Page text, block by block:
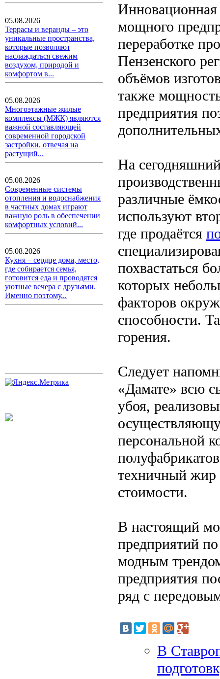
05.08.2026
Террасы и веранды – это
уникальные пространства,
которые позволяют
наслаждаться свежим
воздухом, природой и
комфортом в...
05.08.2026
Многоэтажные жилые
комплексы (МЖК) являются
важной составляющей
современной городской
застройки, отвечая на
растущий...
05.08.2026
Современные системы
отопления и водоснабжения
в частных домах играют
важную роль в обеспечении
комфортных условий...
05.08.2026
Кухня – сердце дома, место,
где собирается семья,
готовится еда и проводятся
уютные вечера с друзьями.
Именно поэтому...
Инновационная
мощного
переработке
Пензенского
объёмов
также
предприятия
На
различные
используют
где продаётся
похвастаться
которых
факторов
способности.
горения.
Следует
«Дамате» всю
убоя,
персональной
техничный
стоимости.
В настоящий
предприятий
модным
предприятия
ряд с
В